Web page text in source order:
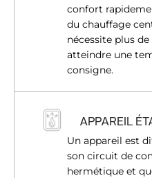
confort
du chauffage
nécessite plus
atteindre une
consigne.
APPAREIL
Un appareil est
son circuit de
hermétique et